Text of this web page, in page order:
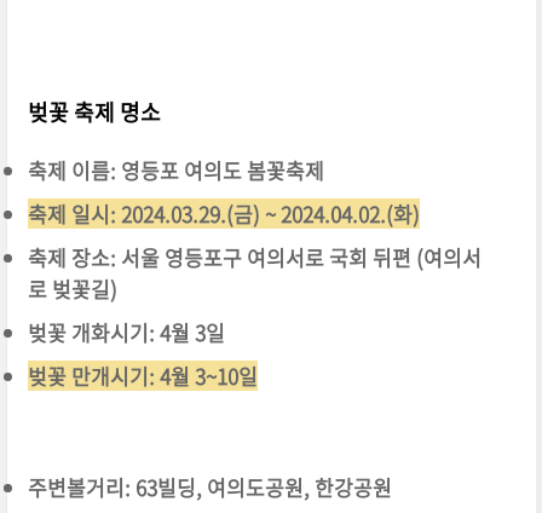
벚꽃 축제 명소
축제 이름: 영등포 여의도 봄꽃축제
축제 일시: 2024.03.29.(금) ~ 2024.04.02.(화)
축제 장소: 서울 영등포구 여의서로 국회 뒤편 (여의서
로 벚꽃길)
벚꽃 개화시기: 4월 3일
벚꽃 만개시기: 4월 3~10일
주변볼거리: 63빌딩, 여의도공원, 한강공원